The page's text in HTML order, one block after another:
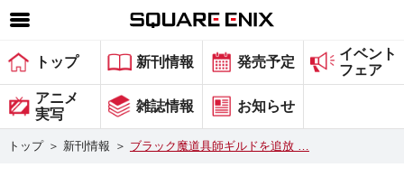
SQUARE ENIX 公式サイトメニュー
ゲーム
マガジン＆ブックス
トップ 新刊情報 発売予定
イベント
フェア
アニメ
実写
雑誌情報 お知らせ
トップ ＞ 新刊情報 ＞ ブラック魔道具師ギルドを追放 …